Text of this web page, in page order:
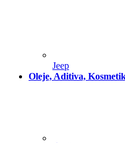
Jeep
Oleje, Aditiva,